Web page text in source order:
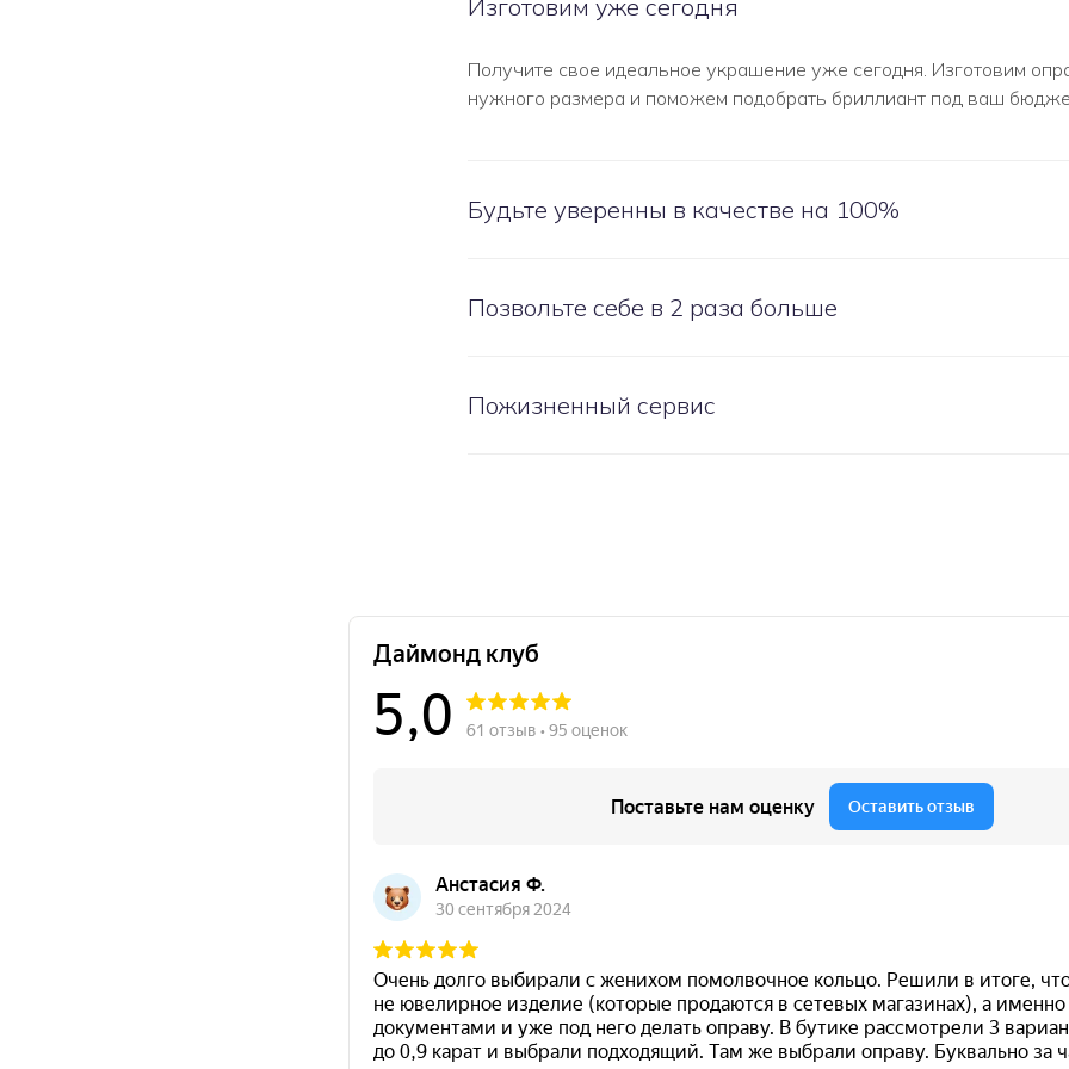
Изготовим уже сегодня
Получите свое идеальное украшение уже сегодня. Изготовим
нужного размера и поможем подобрать бриллиант под ваш
Будьте уверенны в качестве на 100%
Позвольте себе в 2 раза больше
Пожизненный сервис